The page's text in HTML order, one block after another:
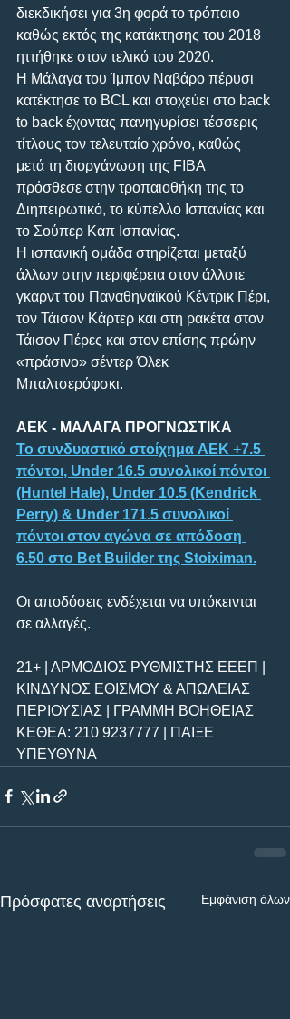
διεκδικήσει για 3η φορά το τρόπαιο
καθώς εκτός της κατάκτησης του 2018
ηττήθηκε στον τελικό του 2020.
Η Μάλαγα του Ίμπον Ναβάρο πέρυσι
κατέκτησε το BCL και στοχεύει στο back
to back έχοντας πανηγυρίσει τέσσερις
τίτλους τον τελευταίο χρόνο, καθώς
μετά τη διοργάνωση της FIBA
πρόσθεσε στην τροπαιοθήκη της το
Διηπειρωτικό, το κύπελλο Ισπανίας και
το Σούπερ Καπ Ισπανίας.
Η ισπανική ομάδα στηρίζεται μεταξύ
άλλων στην περιφέρεια στον άλλοτε
γκαρντ του Παναθηναϊκού Κέντρικ Πέρι,
τον Τάισον Κάρτερ και στη ρακέτα στον
Τάισον Πέρες και στον επίσης πρώην
«πράσινο» σέντερ Όλεκ
Μπαλτσερόφσκι.
ΑΕΚ - ΜΑΛΑΓΑ ΠΡΟΓΝΩΣΤΙΚΑ
Το συνδυαστικό στοίχημα AEK +7.5
πόντοι, Under 16.5 συνολικοί πόντοι
(Huntel Hale), Under 10.5 (Kendrick
Perry) & Under 171.5 συνολικοί
πόντοι στον αγώνα σε απόδοση
6.50 στο Bet Builder της Stoiximan.
Οι αποδόσεις ενδέχεται να υπόκεινται
σε αλλαγές.
21+ | ΑΡΜΟΔΙΟΣ ΡΥΘΜΙΣΤΗΣ ΕΕΕΠ |
ΚΙΝΔΥΝΟΣ ΕΘΙΣΜΟΥ & ΑΠΩΛΕΙΑΣ
ΠΕΡΙΟΥΣΙΑΣ | ΓΡΑΜΜΗ ΒΟΗΘΕΙΑΣ
ΚΕΘΕΑ: 210 9237777 | ΠΑΙΞΕ
ΥΠΕΥΘΥΝΑ
Πρόσφατες αναρτήσεις Εμφάνιση όλων